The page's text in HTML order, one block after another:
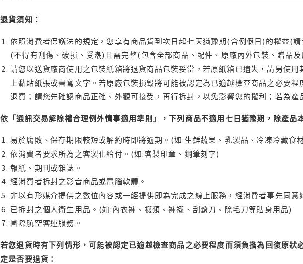
退貨須知：
依照消費者保護法的規定，您享有商品貨到次日起七天猶豫期(含例假日)的權益(
(不得有刮傷、破損、受潮)且需完整(包含全部商品、配件、原廠內外包裝、贈品
請您以送貨廠商使用之包裝紙箱將退貨商品包裝妥當，若原紙箱已遺失，請另使
上黏貼紙張或書寫文字。若原廠包裝損毀將可能被認定為已逾越檢查商品之必要
退費；請您先確認商品正確、外觀可接受，再行拆封，以免影響您的權利；若為產
依「通訊交易解除權合理例外情事適用準則」，下列商品不適用七日猶豫期，除產品
易於腐敗、保存期限較短或解約時即將逾期。(如:生鮮蔬果、乳製品、冷凍冷藏食
依消費者要求所為之客製化給付。(如:客製印章、鋼筆刻字)
報紙、期刊或雜誌。
經消費者拆封之影音商品或電腦軟體。
非以有形媒介提供之數位內容或一經提供即為完成之線上服務，經消費者事先同意
已拆封之個人衛生用品。(如:內衣褲、襪類、褲襪、刮鬍刀、除毛刀等貼身用品)
國際航空客運服務。
若您退貨時有下列情形，可能被認定已逾越檢查商品之必要程度而須負擔為回復原
定是否要退貨：